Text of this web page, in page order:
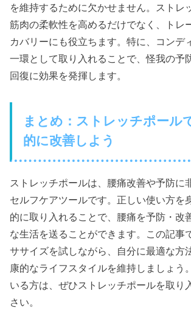
を維持するために欠かせません。ストレ
筋肉の柔軟性を高めるだけでなく、トレ
カバリーにも役立ちます。特に、コンデ
一環として取り入れることで、怪我の予
回復に効果を発揮します。
まとめ：ストレッチポール
的に改善しよう
ストレッチポールは、腰痛改善や予防に
セルフケアツールです。正しい使い方を
的に取り入れることで、腰痛を予防・改
な生活を送ることができます。この記事
ササイズを試しながら、自分に最適な方
康的なライフスタイルを維持しましょう
いる方は、ぜひストレッチポールを取り
さい。